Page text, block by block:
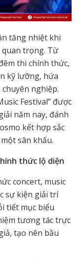
tăng nhiệt khi
quan trọng. Từ
thi chính thức,
kỹ lưỡng, hứa
nghiệp.
Festival” được
năm nay, đánh
kết hợp sắc
sân khấu.
thức lộ diện
concert, music
sự kiện giải trí
tiết mục biểu
tương tác trực
tạo nên bầu